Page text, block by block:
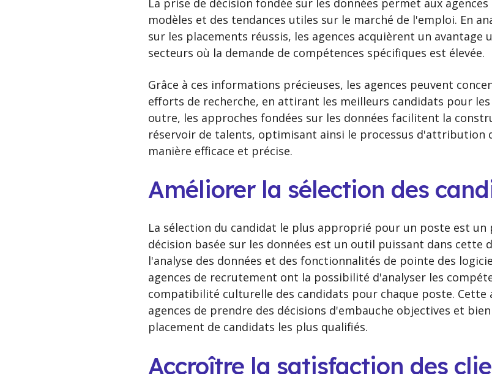
modèles et des tendances utiles sur le marché de l'emploi. En
sur les placements réussis, les agences acquièrent un avantage
secteurs où la demande de compétences spécifiques est élevée.
Grâce à ces informations précieuses, les agences peuvent
efforts de recherche, en attirant les meilleurs candidats pour
outre, les approches fondées sur les données facilitent la
réservoir de talents, optimisant ainsi le processus d'attribution
manière efficace et précise.
Améliorer la sélection des
La sélection du candidat le plus approprié pour un poste est un
décision basée sur les données est un outil puissant dans cette
l'analyse des données et des fonctionnalités de pointe des
agences de recrutement ont la possibilité d'analyser les
compatibilité culturelle des candidats pour chaque poste.
agences de prendre des décisions d'embauche objectives et
placement de candidats les plus qualifiés.
Accroître la satisfaction des